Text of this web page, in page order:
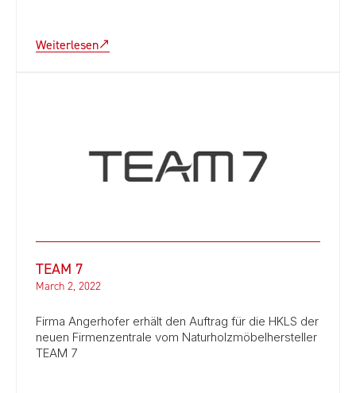
Weiterlesen
TEAM 7
March 2, 2022
Firma Angerhofer erhält den Auftrag für die HKLS der
neuen Firmenzentrale vom Naturholzmöbelhersteller
TEAM 7